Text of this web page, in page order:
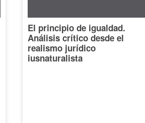
El principio de igualdad.
Análisis crítico desde el
realismo jurídico
iusnaturalista